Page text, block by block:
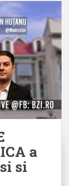
a
si